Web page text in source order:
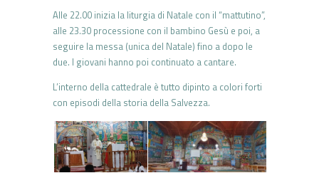
Alle 22.00 inizia la liturgia di Natale con il “mattutino”,
alle 23.30 processione con il bambino Gesù e poi, a
seguire la messa (unica del Natale) fino a dopo le
due. I giovani hanno poi continuato a cantare.
L’interno della cattedrale è tutto dipinto a colori forti
con episodi della storia della Salvezza.